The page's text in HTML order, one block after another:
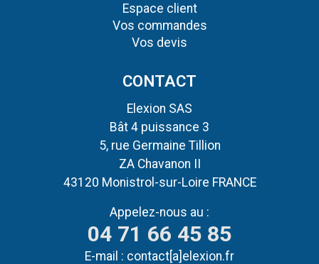
Espace client
Vos commandes
Vos devis
CONTACT
Elexion SAS
Bât 4 puissance 3
5, rue Germaine Tillion
ZA Chavanon II
43120 Monistrol-sur-Loire FRANCE
Appelez-nous au :
04 71 66 45 85
E-mail : contact[a]elexion.fr